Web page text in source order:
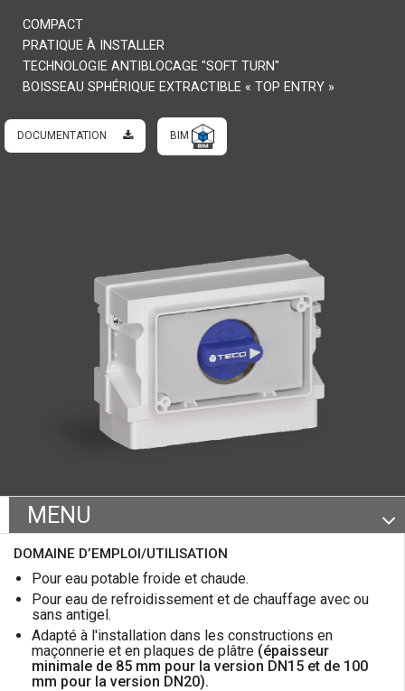
COMPACT
PRATIQUE À INSTALLER
TECHNOLOGIE ANTIBLOCAGE "SOFT TURN"
BOISSEAU SPHÉRIQUE EXTRACTIBLE « TOP ENTRY »
DOCUMENTATION BIM
MENU
Certifications et caractéristiques
Gamme produits
Documentation
DOMAINE D’EMPLOI/UTILISATION
Pour eau potable froide et chaude.
Pour eau de refroidissement et de chauffage avec ou
sans antigel.
Adapté à l'installation dans les constructions en
maçonnerie et en plaques de plâtre (épaisseur
minimale de 85 mm pour la version DN15 et de 100
mm pour la version DN20).